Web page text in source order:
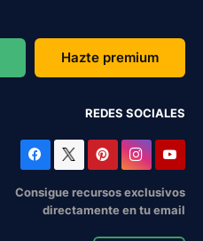
Hazte premium
REDES SOCIALES
Consigue recursos exclusivos
directamente en tu email